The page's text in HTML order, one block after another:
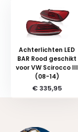
Achterlichten LED
BAR Rood geschikt
voor VW Scirocco III
(08-14)
€ 335,95